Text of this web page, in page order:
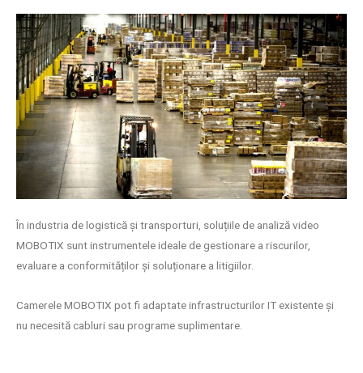
În industria de logistică și transporturi, soluțiile de analiză video
MOBOTIX sunt instrumentele ideale de gestionare a riscurilor,
evaluare a conformităților și soluționare a litigiilor.
Camerele MOBOTIX pot fi adaptate infrastructurilor IT existente și
nu necesită cabluri sau programe suplimentare.